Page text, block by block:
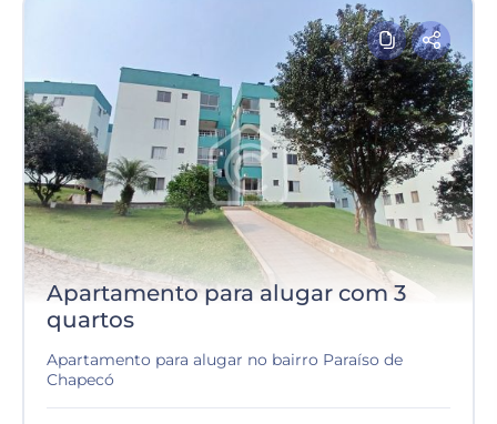
Apartamento para alugar com 3
quartos
Apartamento para alugar no bairro Paraíso de
Chapecó